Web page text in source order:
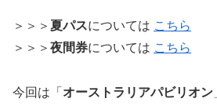
＞＞＞ 夏パスについては こちら
＞＞＞ 夜間券については こちら
今回は「 オーストラリアパビリオン